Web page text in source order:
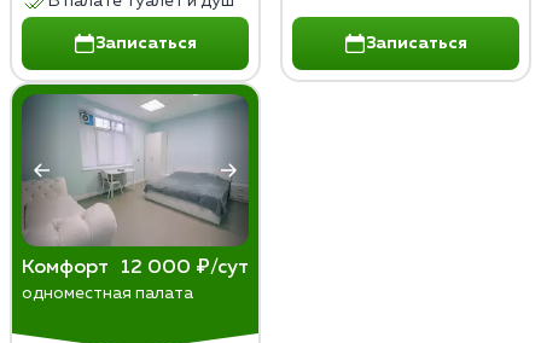
Записаться Записаться
Комфорт 12 000 ₽/сут
одноместная палата